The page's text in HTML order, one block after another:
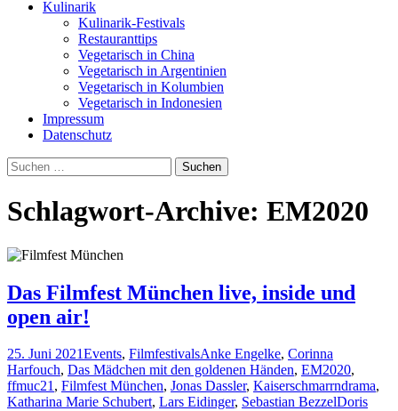
Kulinarik
Kulinarik-Festivals
Restauranttips
Vegetarisch in China
Vegetarisch in Argentinien
Vegetarisch in Kolumbien
Vegetarisch in Indonesien
Impressum
Datenschutz
Suchen
nach:
Schlagwort-Archive: EM2020
Das Filmfest München live, inside und
open air!
25. Juni 2021Events, FilmfestivalsAnke Engelke, Corinna
Harfouch, Das Mädchen mit den goldenen Händen, EM2020,
ffmuc21, Filmfest München, Jonas Dassler, Kaiserschmarrndrama,
Katharina Marie Schubert, Lars Eidinger, Sebastian BezzelDoris